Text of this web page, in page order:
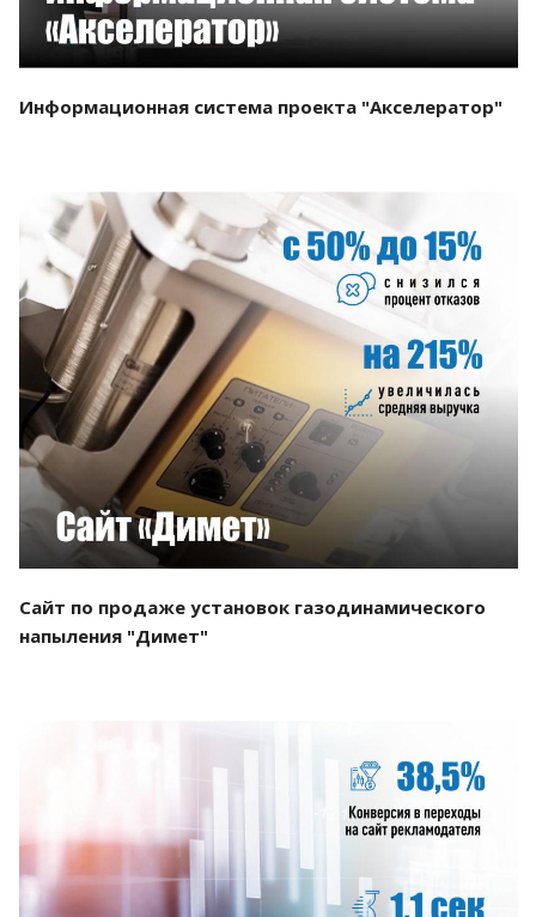
Информационная система проекта "Акселератор"
Смотреть проект
Сайт по продаже установок газодинамического
напыления "Димет"